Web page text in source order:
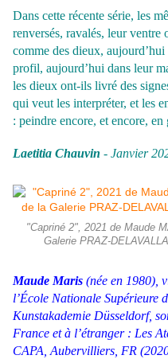
Dans cette récente série, les
renversés, ravalés, leur
comme des dieux,
profil, aujourd’hui dans leur
les dieux ont-ils livré des
qui veut les interpréter, et les
: peindre encore, et encore, en
Laetitia Chauvin - Janvier
"Capriné 2", 2021 de Maude
Galerie PRAZ-
Maude Maris (née en 1980),
l’École Nationale Supérieure
Kunstakademie Düsseldorf,
France et à l’étranger : Les
CAPA, Aubervilliers, FR